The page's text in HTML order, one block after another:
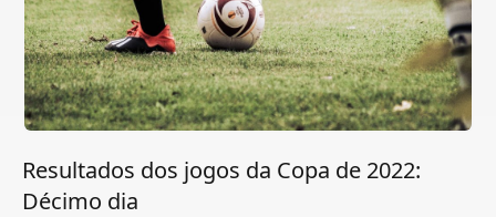
Resultados dos jogos da Copa de 2022:
Décimo dia